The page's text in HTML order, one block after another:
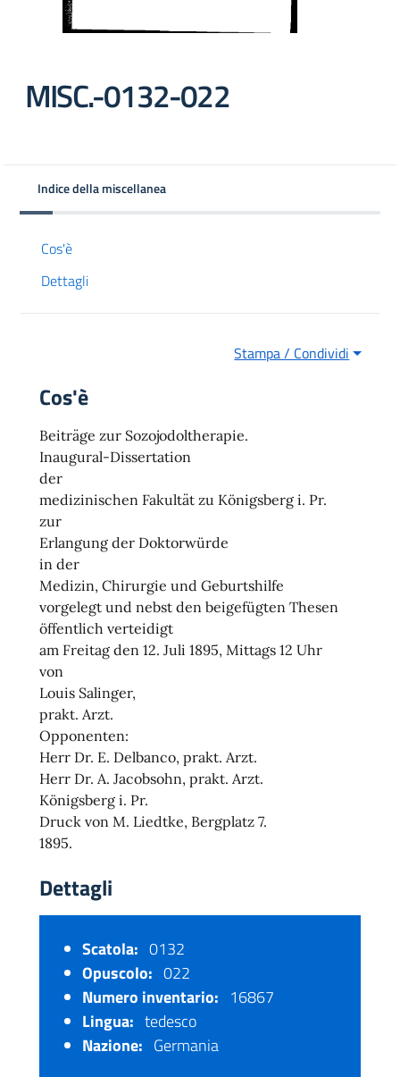
MISC.-0132-022
Indice della miscellanea
Cos'è
Dettagli
Stampa / Condividi
Cos'è
Beiträge zur Sozojodoltherapie.
Inaugural-Dissertation
der
medizinischen Fakultät zu Königsberg i. Pr.
zur
Erlangung der Doktorwürde
in der
Medizin, Chirurgie und Geburtshilfe
vorgelegt und nebst den beigefügten Thesen
öffentlich verteidigt
am Freitag den 12. Juli 1895, Mittags 12 Uhr
von
Louis Salinger,
prakt. Arzt.
Opponenten:
Herr Dr. E. Delbanco, prakt. Arzt.
Herr Dr. A. Jacobsohn, prakt. Arzt.
Königsberg i. Pr.
Druck von M. Liedtke, Bergplatz 7.
1895.
Dettagli
Scatola: 0132
Opuscolo: 022
Numero inventario: 16867
Lingua: tedesco
Nazione: Germania